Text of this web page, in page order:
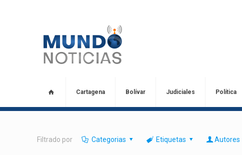
Cartagena Bolívar Judiciales Política
Filtrado por Categorias Etiquetas Autores